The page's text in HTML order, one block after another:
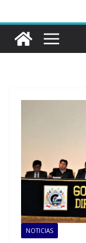
NOTICIAS